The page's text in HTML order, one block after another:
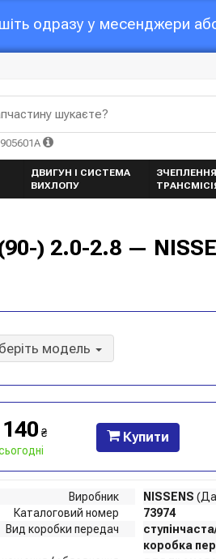
одразу у месенджери
шукаєте?
ДВИГУН І СИСТЕМА
ВИХЛОПУ
) 2.0-2.8 —
модель
₴
Купити
Виробник NISSENS
Каталоговий номер
73974
Вид коробки передач
коробка